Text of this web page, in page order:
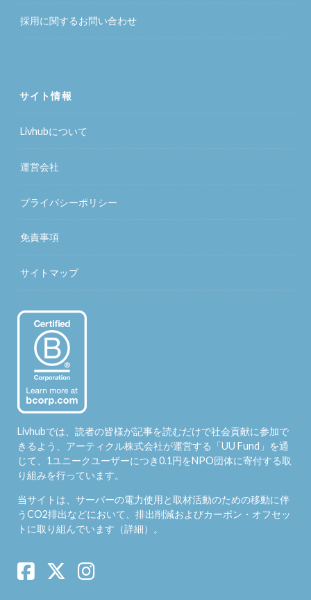
採用に関するお問い合わせ
サイト情報
Livhubについて
運営会社
プライバシーポリシー
免責事項
サイトマップ
Livhubでは、読者の皆様が記事を読むだけで社会貢献に参加で
きるよう、アーティクル株式会社が運営する「UU Fund 」を通
じて、1ユニークユーザーにつき0.1円をNPO団体に寄付する取
り組みを行っています。
当サイトは、サーバーの電力使用と取材活動のための移動に伴
うCO2排出などにおいて、排出削減およびカーボン・オフセッ
トに取り組んでいます（詳細）。